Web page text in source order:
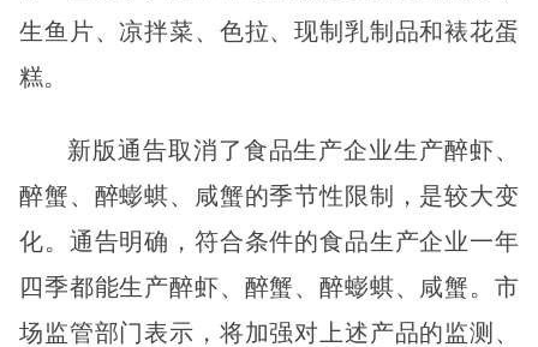
生鱼片、凉拌菜、色拉、现制乳制品和裱花蛋
糕。
新版通告取消了食品生产企业生产醉虾、
醉蟹、醉蟛蜞、咸蟹的季节性限制，是较大变
化。通告明确，符合条件的食品生产企业一年
四季都能生产醉虾、醉蟹、醉蟛蜞、咸蟹。市
场监管部门表示，将加强对上述产品的监测、